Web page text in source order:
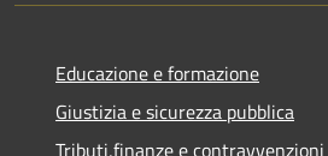
Educazione e formazione
Giustizia e sicurezza pubblica
Tributi,finanze e contravvenzioni